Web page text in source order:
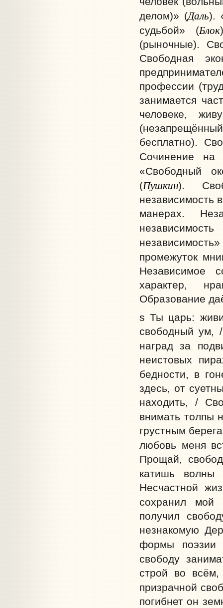
делом)» (Даль).
судьбой» (Блок
(рыночные).
Свободная
профессии
занимается
человеке,
бесплатно).
Сочинение на
«Свободный
(Пушкин).
независимость
манерах.
промежуток
Независимое
характер,
Образование
s Ты царь:
свободный ум,
наград за
неистовых
бедности, в
здесь, от
находить, /
внимать толпы
грустным
любовь меня
Прощай,
катишь
Несчастной
сохранил
получил
незнакомую
формы поэзии
свободу
строй во
призрачной
погибнет он